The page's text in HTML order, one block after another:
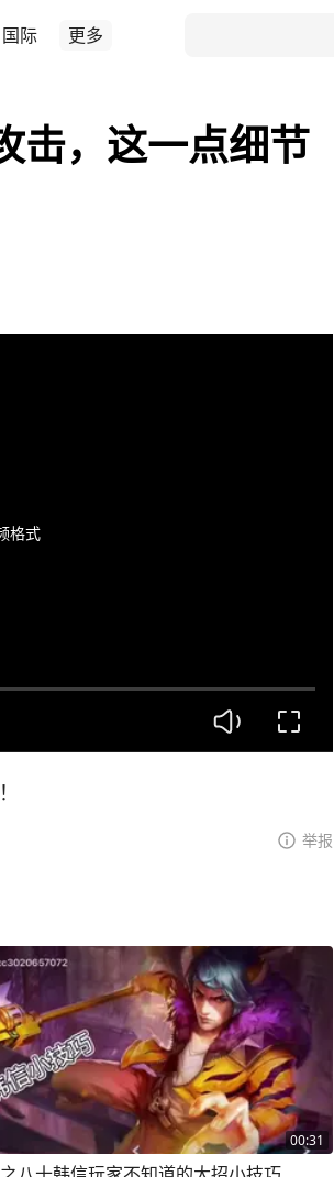
国际 更多
击，这一点细节
格式
举报
00:31